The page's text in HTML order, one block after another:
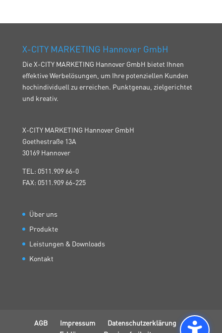
X-CITY MARKETING Hannover GmbH
Die X-CITY MARKETING Hannover GmbH bietet Ihnen
effektive Werbelösungen, um Ihre potenziellen Kunden
hochindividuell zu erreichen. Punktgenau, zielgerichtet
und kreativ.
X-CITY MARKETING Hannover GmbH
Goethestraße 13A
30169 Hannover
TEL: 0511.909 66-0
FAX: 0511.909 66-225
Über uns
Produkte
Leistungen & Downloads
Kontakt
AGB Impressum
Datenschutzerklärung